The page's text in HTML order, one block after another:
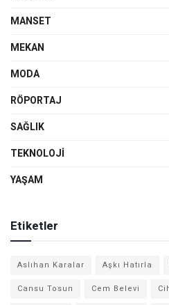
MANSET
MEKAN
MODA
RÖPORTAJ
SAĞLIK
TEKNOLOJI
YAŞAM
Etiketler
Aslıhan Karalar Aşkı Hatırla
Cansu Tosun
Cem Belevi